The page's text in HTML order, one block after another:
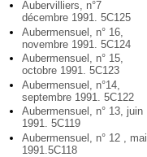
Aubervilliers, n°7
décembre 1991. 5C125
Aubermensuel, n° 16,
novembre 1991. 5C124
Aubermensuel, n° 15,
octobre 1991. 5C123
Aubermensuel, n°14,
septembre 1991. 5C122
Aubermensuel, n° 13, juin
1991. 5C119
Aubermensuel, n° 12 , mai
1991.5C118